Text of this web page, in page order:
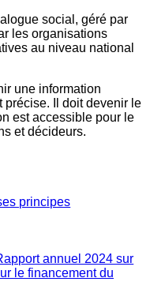
social, géré par
les organisations
au niveau national
une information
précise. Il doit devenir le
est accessible pour le
et décideurs.
principes
annuel 2024 sur
le financement du